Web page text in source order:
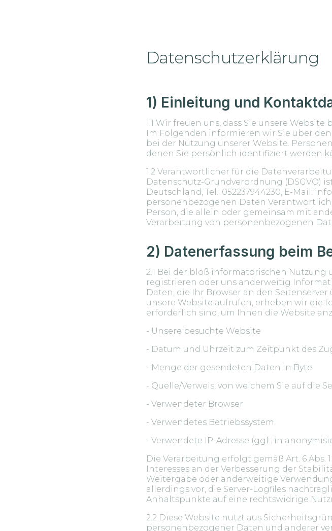
Datenschutzerklärung
1) Einleitung und
1.1 Wir freuen uns, dass Sie unsere
Im Folgenden informieren wir Sie über
bei der Nutzung unserer Website.
denen Sie persönlich identifiziert werden
1.2 Verantwortlicher für die
Datenschutz-Grundverordnung (DSGVO)
Deutschland, Tel.: 052237944230, E-Mail:
personenbezogenen Daten
Person, die allein oder gemeinsam mit
Verarbeitung von personenbezogenen
2) Datenerfassung beim
2.1 Bei der bloß informatorischen Nutzung
registrieren oder uns anderweitig
Daten, die Ihr Browser an den Seitenserver
unsere Website aufrufen, erheben wir die
erforderlich sind, um Ihnen die Website
- Unsere besuchte Website
- Datum und Uhrzeit zum Zeitpunkt des
- Menge der gesendeten Daten in Byte
- Quelle/Verweis, von welchem Sie auf die
- Verwendeter Browser
- Verwendetes Betriebssystem
- Verwendete IP-Adresse (ggf.: in
Die Verarbeitung erfolgt gemäß Art. 6 Abs.
Interesses an der Verbesserung der
Weitergabe oder anderweitige
allerdings vor, die Server-Logfiles
Anhaltspunkte auf eine rechtswidrige
2.2 Diese Website nutzt aus
personenbezogener Daten und anderer